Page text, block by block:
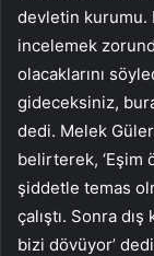
devletin kurumu.
incelemek
olacaklarını
gideceksiniz,
dedi. Melek Güler,
belirterek, ‘Eşim
şiddetle temas
çalıştı. Sonra
bizi dövüyor’